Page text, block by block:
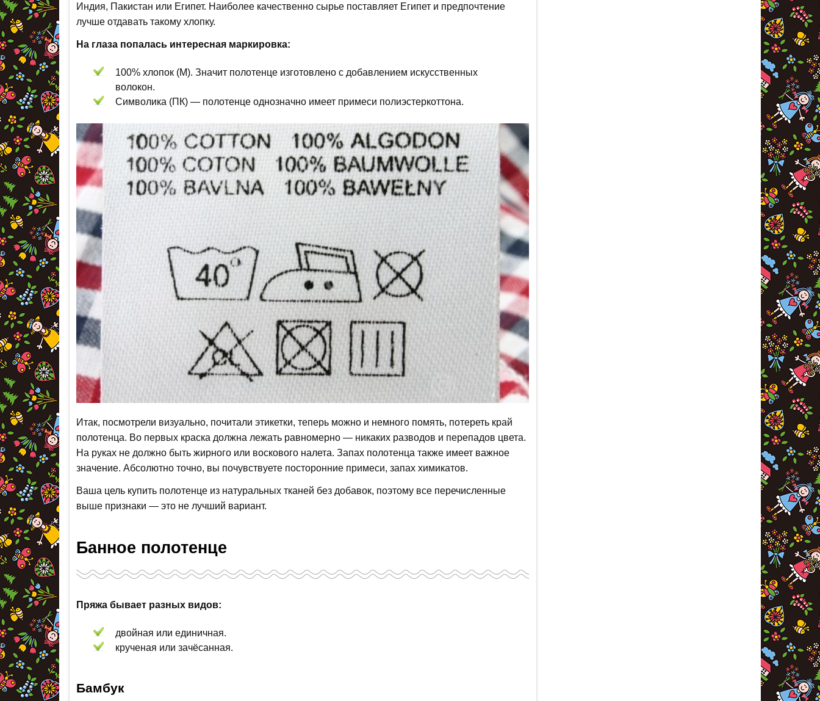
Индия, Пакистан или Египет. Наиболее качественно сырье поставляет Египет и предпочтение
лучше отдавать такому хлопку.
На глаза попалась интересная маркировка:
100% хлопок (М). Значит полотенце изготовлено с добавлением искусственных
волокон.
Символика (ПК) — полотенце однозначно имеет примеси полиэстеркоттона.
Итак, посмотрели визуально, почитали этикетки, теперь можно и немного помять, потереть край
полотенца. Во первых краска должна лежать равномерно — никаких разводов и перепадов цвета.
На руках не должно быть жирного или воскового налета. Запах полотенца также имеет важное
значение. Абсолютно точно, вы почувствуете посторонние примеси, запах химикатов.
Ваша цель купить полотенце из натуральных тканей без добавок, поэтому все перечисленные
выше признаки — это не лучший вариант.
Банное полотенце
Пряжа бывает разных видов:
двойная или единичная.
крученая или зачёсанная.
Бамбук